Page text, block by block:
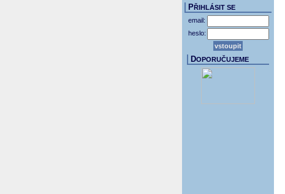
PŘIHLÁSIT SE
email:
heslo:
DOPORUČUJEME